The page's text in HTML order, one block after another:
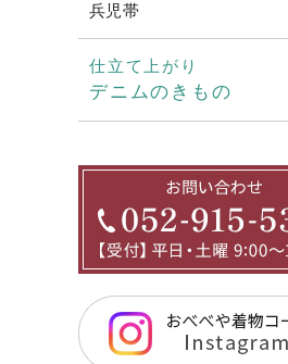
兵児帯
仕立て上がり
デニムのきもの